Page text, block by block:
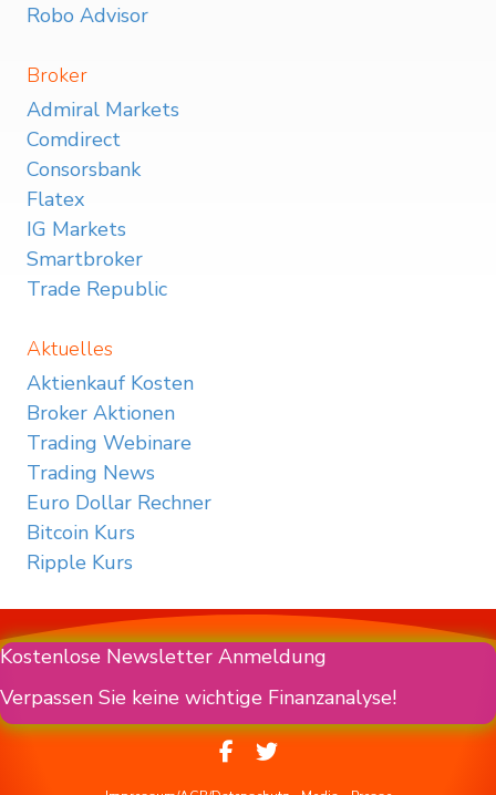
Robo Advisor
Broker
Admiral Markets
Comdirect
Consorsbank
Flatex
IG Markets
Smartbroker
Trade Republic
Aktuelles
Aktienkauf Kosten
Broker Aktionen
Trading Webinare
Trading News
Euro Dollar Rechner
Bitcoin Kurs
Ripple Kurs
Kostenlose Newsletter Anmeldung
Verpassen Sie keine wichtige Finanzanalyse!